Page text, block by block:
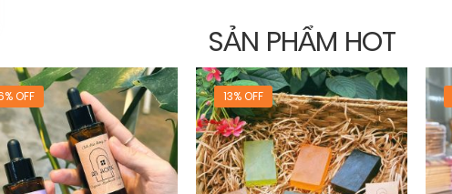
SẢN PHẨM HOT
OFF 13% OFF